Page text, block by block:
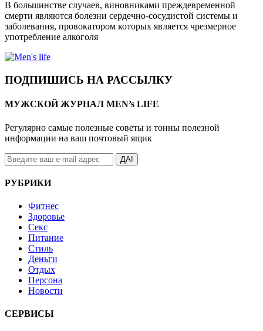
В большинстве случаев, виновниками преждевременной
смерти являются болезни сердечно-сосудистой системы и
заболевания, провокатором которых является чрезмерное
употребление алкоголя
ПОДПИШИСЬ НА РАССЫЛКУ
МУЖСКОЙ ЖУРНАЛ MEN’s LIFE
Регулярно самые полезные советы и тонны полезной
информации на ваш почтовый ящик
ДА!
РУБРИКИ
Фитнес
Здоровье
Секс
Питание
Стиль
Деньги
Отдых
Персона
Новости
СЕРВИСЫ